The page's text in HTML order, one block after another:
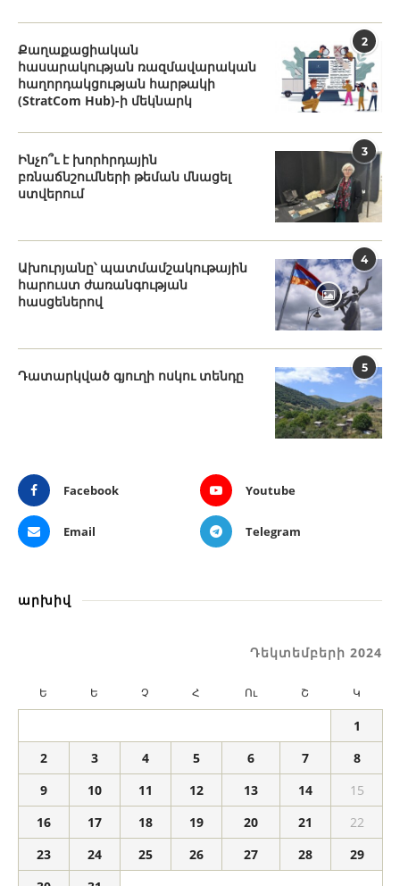
2
Քաղաքացիական
հասարակության ռազմավարական
հաղորդակցության հարթակի
(StratCom Hub)-ի մեկնարկ
3
Ինչո՞ւ է խորհրդային
բռնաճնշումների թեման մնացել
ստվերում
4
Ախուրյանը՝ պատմամշակութային
հարուստ ժառանգության
հասցեներով
5
Դատարկված գյուղի ոսկու տենդը
Facebook Youtube
Email Telegram
արխիվ
Դեկտեմբերի 2024
Ե Ե Չ Հ Ու Շ Կ
1
2
3 4 5 6 7
8
9
10 11 12 13 14
15
16
17 18 19 20 21
22
23
24 25 26 27 28
29